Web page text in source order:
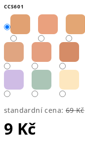
CCS601
standardní cena: 69 Kč
9 Kč